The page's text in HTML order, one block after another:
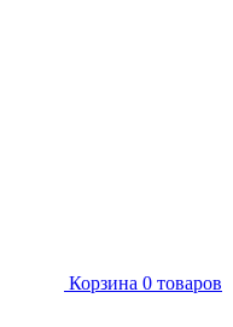
Корзина 0 товаров